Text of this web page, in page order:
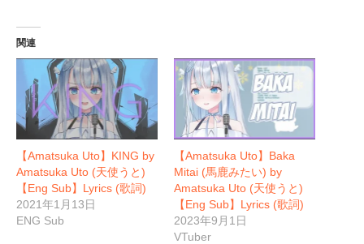
関連
【Amatsuka Uto】KING by
Amatsuka Uto (天使うと)
【Eng Sub】Lyrics (歌詞)
2021年1月13日
ENG Sub
【Amatsuka Uto】Baka
Mitai (馬鹿みたい) by
Amatsuka Uto (天使うと)
【Eng Sub】Lyrics (歌詞)
2023年9月1日
VTuber